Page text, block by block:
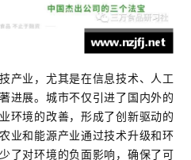
产业，尤其是在信息技术、人工
进展。城市不仅引进了国内外的
环境的改善，形成了创新驱动的
业和能源产业通过技术升级和环
了对环境的负面影响，确保了可